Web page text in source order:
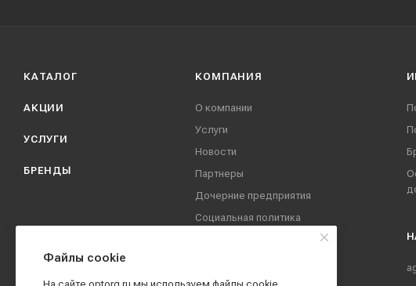
КАТАЛОГ
АКЦИИ
УСЛУГИ
БРЕНДЫ
КОМПАНИЯ
О компании
Услуги
Новости
Партнеры
Дочерние предприятия
Социальная политика
Вакансии
Файлы cookie